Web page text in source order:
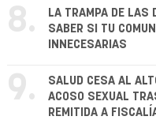
8.
LA TRAMPA DE LAS
SABER SI TU
INNECESARIAS
9.
SALUD CESA AL
ACOSO SEXUAL
REMITIDA A